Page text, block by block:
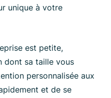
unique à votre
est petite,
dont sa taille vous
personnalisée aux
et de se